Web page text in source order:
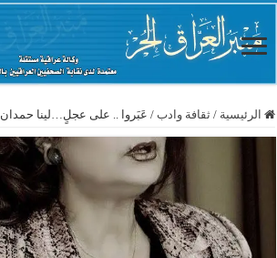
الرئيسية / ثقافة وادب / عَبَروا .. على عجلٍ…لينا حمدان